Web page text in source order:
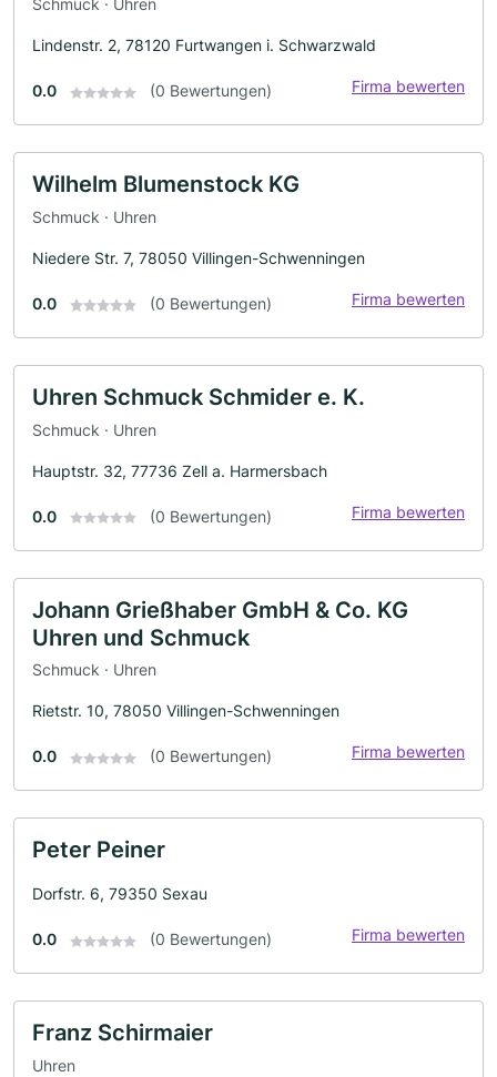
Schmuck · Uhren
Lindenstr. 2, 78120 Furtwangen i. Schwarzwald
0.0 (0 Bewertungen) Firma bewerten
Wilhelm Blumenstock KG
Schmuck · Uhren
Niedere Str. 7, 78050 Villingen-Schwenningen
0.0 (0 Bewertungen) Firma bewerten
Uhren Schmuck Schmider e. K.
Schmuck · Uhren
Hauptstr. 32, 77736 Zell a. Harmersbach
0.0 (0 Bewertungen) Firma bewerten
Johann Grießhaber GmbH & Co. KG
Uhren und Schmuck
Schmuck · Uhren
Rietstr. 10, 78050 Villingen-Schwenningen
0.0 (0 Bewertungen) Firma bewerten
Peter Peiner
Dorfstr. 6, 79350 Sexau
0.0 (0 Bewertungen) Firma bewerten
Franz Schirmaier
Uhren